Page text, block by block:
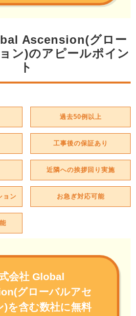
Ascension(グロー
ン)のアピールポイン
ト
過去50例以上
工事後の保証あり
近隣への挨拶回り実施
ョン お急ぎ対応可能
会社 Global
グローバルアセ
)を含む数社に無料